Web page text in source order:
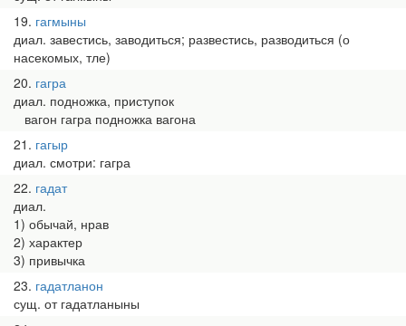
19 гагмыны
диал. завестись, заводиться; развестись, разводиться (о
насекомых, тле)
20 гагра
диал. подножка, приступок
вагон гагра подножка вагона
21 гагыр
диал. смотри: гагра
22 гадат
диал.
1) обычай, нрав
2) характер
3) привычка
23 гадатланон
сущ. от гадатланыны